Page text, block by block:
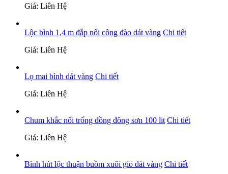
Giá: Liên Hệ
Lộc bình 1,4 m đắp nổi công đào dát vàng Chi tiết
Giá: Liên Hệ
Lọ mai bình dát vàng Chi tiết
Giá: Liên Hệ
Chum khắc nổi trống đồng đông sơn 100 lit Chi tiết
Giá: Liên Hệ
Bình hút lộc thuận buồm xuôi gió dát vàng Chi tiết